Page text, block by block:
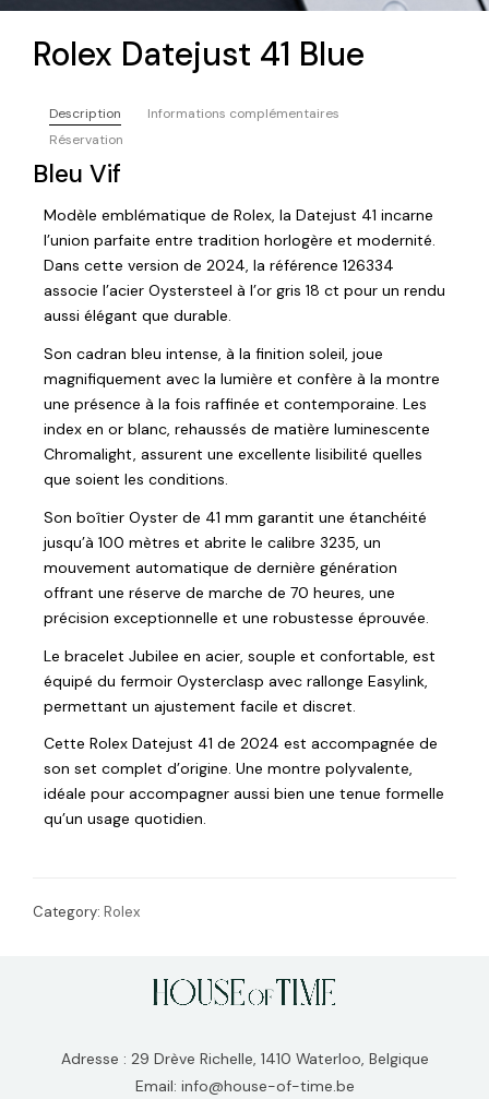
Rolex Datejust 41 Blue
Description
Informations complémentaires
Réservation
Bleu Vif
Modèle emblématique de Rolex, la Datejust 41 incarne
l’union parfaite entre tradition horlogère et modernité.
Dans cette version de 2024, la référence 126334
associe l’acier Oystersteel à l’or gris 18 ct pour un rendu
aussi élégant que durable.
Son cadran bleu intense, à la finition soleil, joue
magnifiquement avec la lumière et confère à la montre
une présence à la fois raffinée et contemporaine. Les
index en or blanc, rehaussés de matière luminescente
Chromalight, assurent une excellente lisibilité quelles
que soient les conditions.
Son boîtier Oyster de 41 mm garantit une étanchéité
jusqu’à 100 mètres et abrite le calibre 3235, un
mouvement automatique de dernière génération
offrant une réserve de marche de 70 heures, une
précision exceptionnelle et une robustesse éprouvée.
Le bracelet Jubilee en acier, souple et confortable, est
équipé du fermoir Oysterclasp avec rallonge Easylink,
permettant un ajustement facile et discret.
Cette Rolex Datejust 41 de 2024 est accompagnée de
son set complet d’origine. Une montre polyvalente,
idéale pour accompagner aussi bien une tenue formelle
qu’un usage quotidien.
Category: Rolex
Adresse : 29 Drève Richelle, 1410 Waterloo, Belgique
Email: info@house-of-time.be